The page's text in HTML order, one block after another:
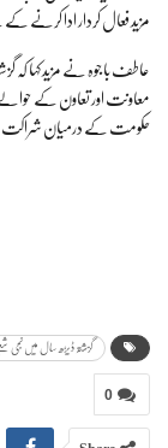
مزید فعال کردار ادا کرنے
عاطف باجوہ نے مزید کہا کہ
معاونت اور تعاون کے
حکومت کے درمیان شراکت
گزشتہ ڈیڑھ سال میں نجی شعبے کو 1800 ارب روپے کے قرضے جاری کیے،
0